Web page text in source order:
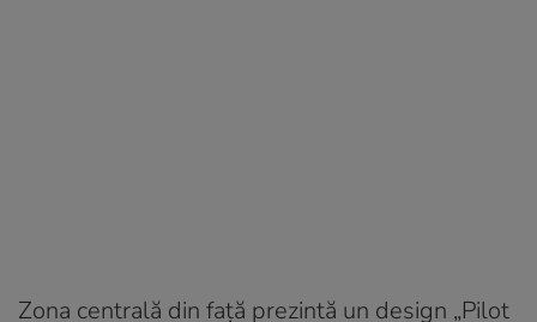
Zona centrală din față prezintă un design „Pilot